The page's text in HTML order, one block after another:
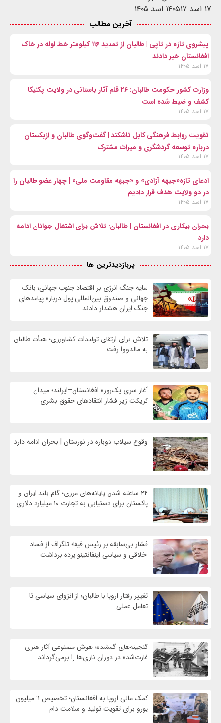
۱۷ اسد ۱۴۰۵
۱۷ اسد ۱۴۰۵
آخرین مطالب
پیشروی تازه در تاپی | طالبان از تمدید ۱۱۶ کیلومتر خط لوله در خاک
افغانستان خبر دادند
۱۷ اسد ۱۴۰۵
وزارت کشور حکومت طالبان: ۲۶ قلم آثار باستانی در ولایت پکتیکا
کشف و ضبط شده است
۱۷ اسد ۱۴۰۵
تقویت روابط فرهنگی کابل تاشکند | گفت‌وگوی طالبان و ازبکستان
درباره توسعه گردشگری و میراث مشترک
۱۷ اسد ۱۴۰۵
ادعای تازه«جبهه آزادی» و «جبهه مقاومت ملی» | چهار عضو طالبان را
در دو ولایت هدف قرار دادیم
۱۷ اسد ۱۴۰۵
بحران بیکاری در افغانستان | طالبان: تلاش برای اشتغال جوانان ادامه
دارد
۱۷ اسد ۱۴۰۵
پربازدیدترین ها
سایه جنگ انرژی بر اقتصاد جنوب جهانی؛ بانک
جهانی و صندوق بین‌المللی پول درباره پیامدهای
جنگ ایران هشدار دادند
تلاش برای ارتقای تولیدات کشاورزی؛ هیأت طالبان
به مالدووا رفت
آغاز سری یک‌روزه افغانستان–ایرلند؛ میدان
کریکت زیر فشار انتقادهای حقوق بشری
وقوع سیلاب دوباره در نورستان | بحران ادامه دارد
۲۴ ساعته شدن پایانه‌های مرزی؛ گام بلند ایران و
پاکستان برای دستیابی به تجارت ۱۰ میلیارد دلاری
فشار بی‌سابقه بر رئیس فیفا؛ تلگراف از فساد
اخلاقی و سیاسی اینفانتینو پرده برداشت
تغییر رفتار اروپا با طالبان؛ از انزوای سیاسی تا
تعامل عملی
گنجینه‌های گمشده؛ هوش مصنوعی آثار هنری
غارت‌شده در دوران نازی‌ها را برمی‌گرداند
کمک مالی اروپا به افغانستان؛ تخصیص ۱۱ میلیون
یورو برای تقویت تولید و سلامت دام